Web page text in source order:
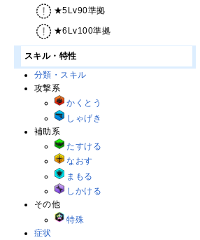
★5Lv90準拠
★6Lv100準拠
スキル・特性
分類・スキル
攻撃系
かくとう
しゃげき
補助系
たすける
なおす
まもる
しかける
その他
特殊
症状